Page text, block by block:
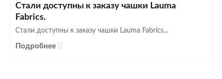
Стали доступны к заказу чашки Lauma
Fabrics.
Стали доступны к заказу чашки Lauma Fabrics...
Подробнее